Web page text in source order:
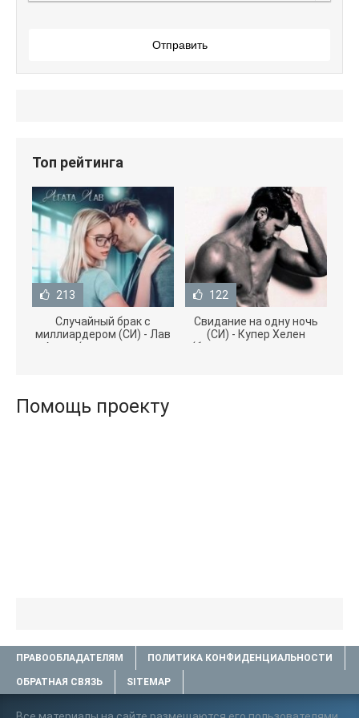
Отправить
Топ рейтинга
213
Случайный брак с
миллиардером (СИ) - Лав
Агата (полная версия
122
Свидание на одну ночь
(СИ) - Купер Хелен
(бесплатные серии книг
Помощь проекту
ПРАВООБЛАДАТЕЛЯМ ПОЛИТИКА КОНФИДЕНЦИАЛЬНОСТИ
ОБРАТНАЯ СВЯЗЬ SITEMAP